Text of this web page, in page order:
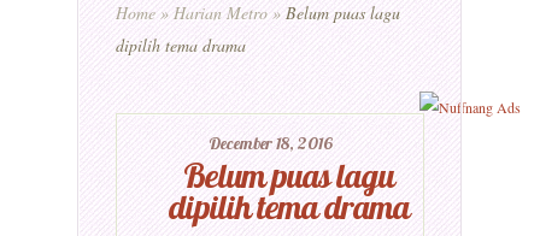
Home » Harian Metro » Belum puas lagu
dipilih tema drama
December 18, 2016
Belum puas lagu
dipilih tema drama